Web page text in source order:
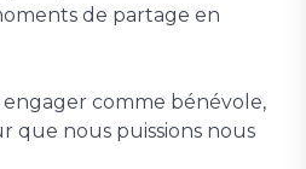
de partage en
engager comme bénévole,
que nous puissions nous